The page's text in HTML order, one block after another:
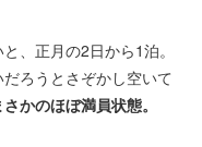
、正月の2日から1泊。
ろうとさぞかし空いて
さかのほぼ満員状態。